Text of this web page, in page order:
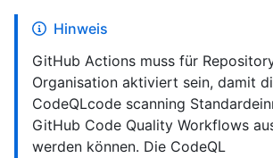
Hinweis
GitHub Actions muss für
Organisation aktiviert sein, damit
CodeQLcode scanning
GitHub Code Quality Workflows
werden können. Die CodeQL